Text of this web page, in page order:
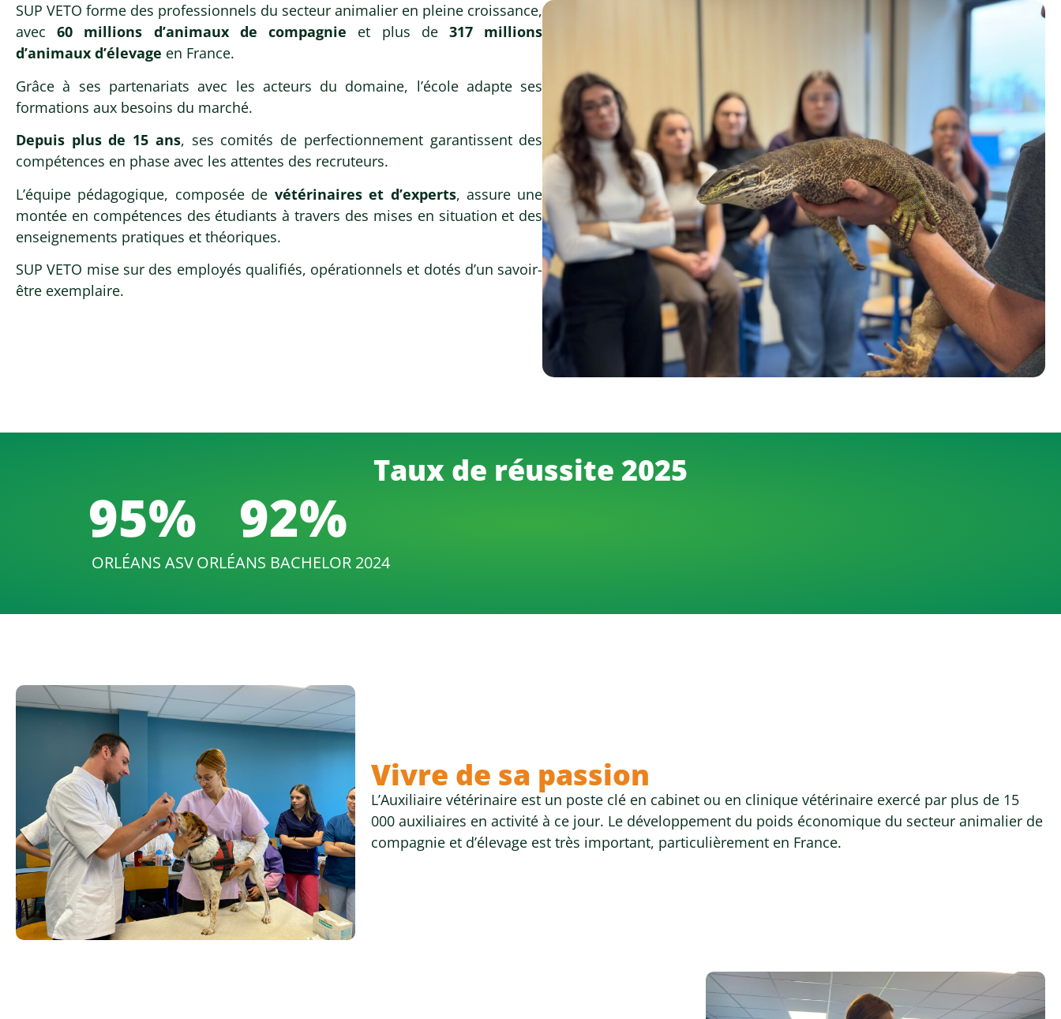
qualifiés du secteur animalier. Grâce à une pédagogie mêlant
théorie, pratique et stages en clinique vétérinaire, vous
rapidement le marché du travail.
Formation professionnalisante
Encadrement par des vétérinaires
Je candidate
SUP VETO forme des professionnels du secteur animalier en pleine croissance,
avec60 millions d’animaux de compagnie et plus de317 millions
d’animaux d’élevage en France.
Grâce à ses partenariats avec les acteurs du domaine, l’école adapte ses
formations aux besoins du marché.
Depuis plus de 15 ans, ses comités de perfectionnement garantissent des
compétences en phase avec les attentes des recruteurs.
L’équipe pédagogique, composée de vétérinaires et d’experts, assure une
montée en compétences des étudiants à travers des mises en situation et des
enseignements pratiques et théoriques.
SUP VETO mise sur des employés qualifiés, opérationnels et dotés d’un savoir-
être exemplaire.
Taux de réussite 2025
ORLÉANS ASV
95%
ORLÉANS BACHELOR 2024
92%
Vivre de sa passion
L’Auxiliaire vétérinaire est un poste clé en cabinet ou en clinique vétérinaire exercé par plus de 15
000 auxiliaires en activité à ce jour. Le développement du poids économique du secteur animalier de
compagnie et d’élevage est très important, particulièrement en France.